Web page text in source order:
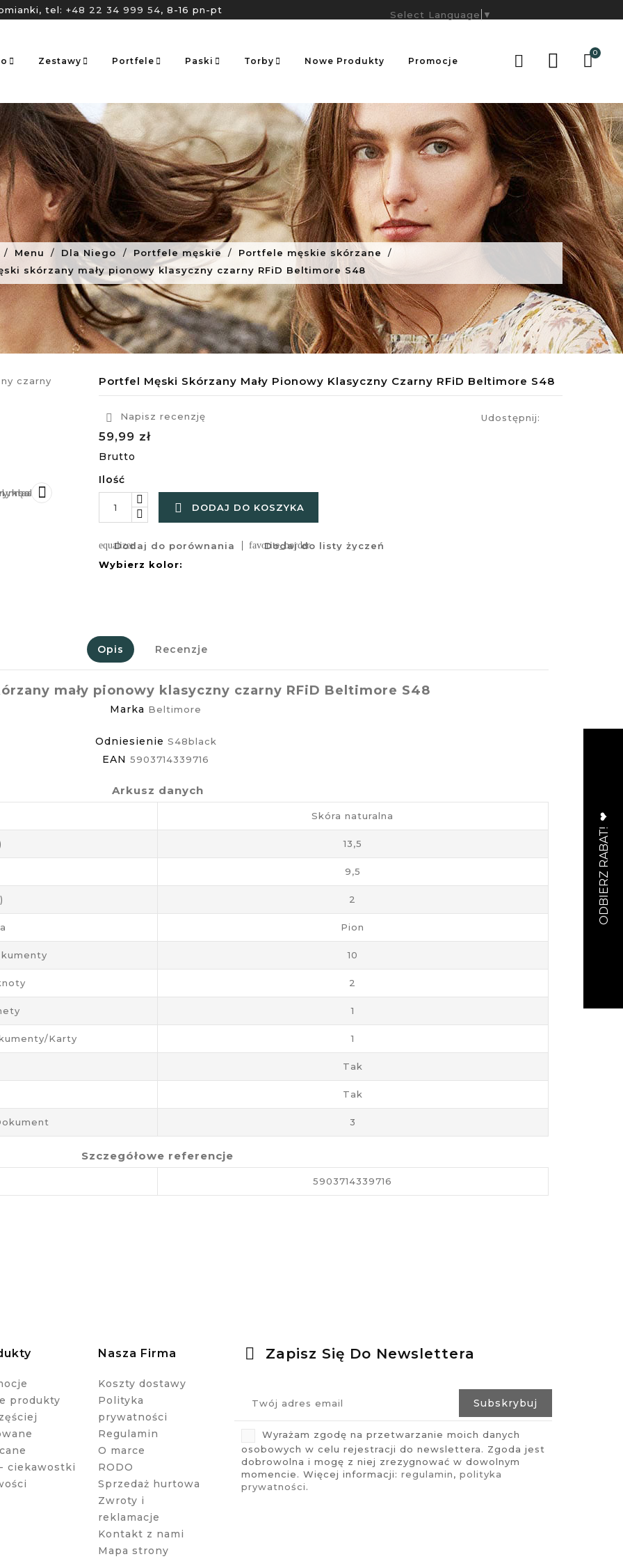
tel: +48 22 34 999 54, 8-16 pn-pt
0

Zestawy Portfele Paski Torby Nowe Produkty Promocje
Select Language ▼
Menu Dla Niego Portfele męskie
Portfele męskie skórzane
skórzany mały pionowy klasyczny czarny RFiD Beltimore S48

Portfel Męski Skórzany Mały Pionowy Klasyczny Czarny RFiD Beltimore S48
 Napisz recenzję Udostępnij:
59,99 zł
Brutto
Ilość
 DODAJ DO KOSZYKA
equalizer
Dodaj do porównania favorite_border
Dodaj do listy życzeń
Wybierz kolor:
Opis Recenzje
mały pionowy klasyczny czarny RFiD Beltimore S48
Marka Beltimore
Odniesienie S48black
EAN 5903714339716
Arkusz danych
Skóra naturalna
13,5
9,5
2
Pion
10
2
1
karty 1
Tak
Tak
3
Szczegółowe referencje
5903714339716
Zapisz Się Do Newslettera
Wyrażam zgodę na przetwarzanie moich danych
osobowych w celu rejestracji do newslettera. Zgoda jest
dobrowolna i mogę z niej zrezygnować w dowolnym
momencie. Więcej informacji: regulamin, polityka
prywatności.
produkty
ciekawostki
Nasza Firma
Koszty dostawy
Polityka
prywatności
Regulamin
O marce
RODO
Sprzedaż hurtowa
Zwroty i
reklamacje
Kontakt z nami
Mapa strony